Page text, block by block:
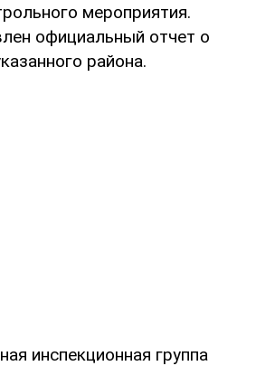
мероприятия.
официальный отчет о
района.
инспекционная группа